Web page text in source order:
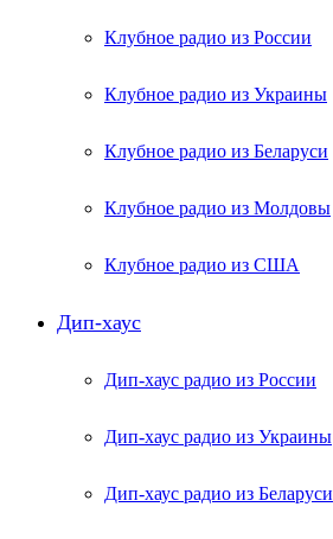
Клубное радио из России
Клубное радио из Украины
Клубное радио из Беларуси
Клубное радио из Молдовы
Клубное радио из США
Дип-хаус
Дип-хаус радио из России
Дип-хаус радио из Украины
Дип-хаус радио из Беларуси